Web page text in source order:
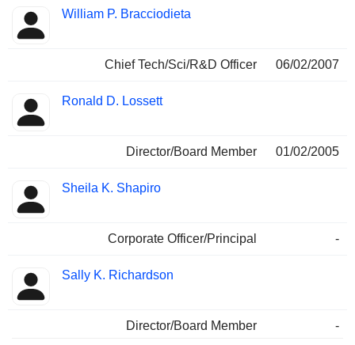
William P. Bracciodieta
Chief Tech/Sci/R&D Officer 06/02/2007
Ronald D. Lossett
Director/Board Member 01/02/2005
Sheila K. Shapiro
Corporate Officer/Principal -
Sally K. Richardson
Director/Board Member
-